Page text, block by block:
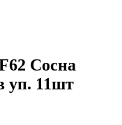
Сосна
уп. 11шт